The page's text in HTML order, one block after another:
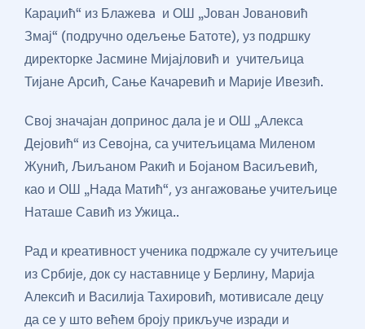
Караџић“ из Блажевa и ОШ „Јован Јовановић
Змај“ (подручно одељење Батоте), уз подршку
директорке Јасмине Мијајловић и учитељица
Тијане Арсић, Сање Качаревић и Марије Ивезић.
Свој значајан допринос дала је и ОШ „Алекса
Дејовић“ из Севојна, са учитељицама Миленом
Жунић, Љиљаном Ракић и Бојаном Васиљевић,
као и ОШ „Нада Матић“, уз ангажовање учитељице
Наташе Савић из Ужица..
Рад и креативност ученика подржале су учитељице
из Србије, док су наставнице у Берлину, Марија
Алексић и Василија Тахировић, мотивисале децу
да се у што већем броју прикључе изради и